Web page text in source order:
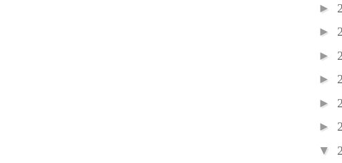
►
►
►
►
►
►
▼